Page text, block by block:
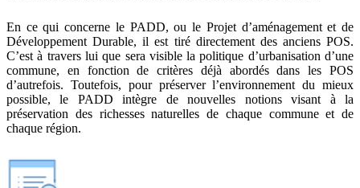
En ce qui concerne le PADD, ou le Projet d’aménagement et de
Développement Durable, il est tiré directement des anciens POS.
C’est à travers lui que sera visible la politique d’urbanisation d’une
commune, en fonction de critères déjà abordés dans les POS
d’autrefois. Toutefois, pour préserver l’environnement du mieux
possible, le PADD intègre de nouvelles notions visant à la
préservation des richesses naturelles de chaque commune et de
chaque région.